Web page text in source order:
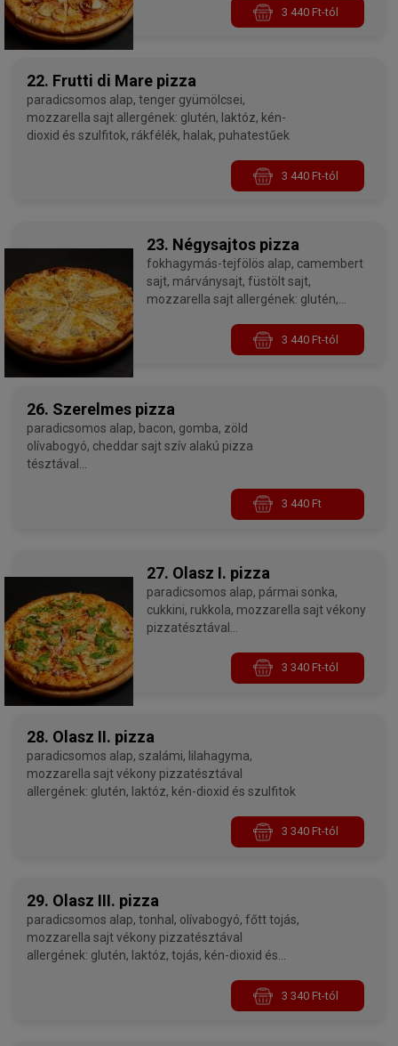
3 440 Ft-tól
22. Frutti di Mare pizza
paradicsomos alap, tenger gyümölcsei,
mozzarella sajt allergének: glutén, laktóz, kén-
dioxid és szulfitok, rákfélék, halak, puhatestűek
3 440 Ft-tól
23. Négysajtos pizza
fokhagymás-tejfölös alap, camembert
sajt, márványsajt, füstölt sajt,
mozzarella sajt allergének: glutén,
3 440 Ft-tól
26. Szerelmes pizza
paradicsomos alap, bacon, gomba, zöld
olívabogyó, cheddar sajt szív alakú pizza
tésztával
3 440 Ft
27. Olasz I. pizza
paradicsomos alap, pármai sonka,
cukkini, rukkola, mozzarella sajt vékony
pizzatésztával
3 340 Ft-tól
28. Olasz II. pizza
paradicsomos alap, szalámi, lilahagyma,
mozzarella sajt vékony pizzatésztával
allergének: glutén, laktóz, kén-dioxid és szulfitok
3 340 Ft-tól
29. Olasz III. pizza
paradicsomos alap, tonhal, olívabogyó, főtt tojás,
mozzarella sajt vékony pizzatésztával
allergének: glutén, laktóz, tojás, kén-dioxid és
3 340 Ft-tól